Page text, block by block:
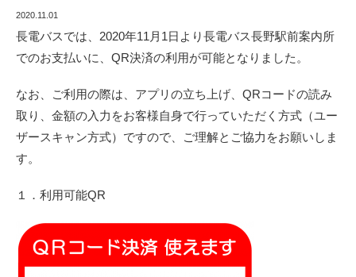
2020.11.01
長電バスでは、2020年11月1日より長電バス長野駅前案内所
でのお支払いに、QR決済の利用が可能となりました。
なお、ご利用の際は、アプリの立ち上げ、QRコードの読み
取り、金額の入力をお客様自身で行っていただく方式（ユー
ザースキャン方式）ですので、ご理解とご協力をお願いしま
す。
１．利用可能QR